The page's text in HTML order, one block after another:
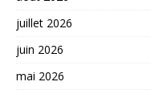
juillet 2026
juin 2026
mai 2026